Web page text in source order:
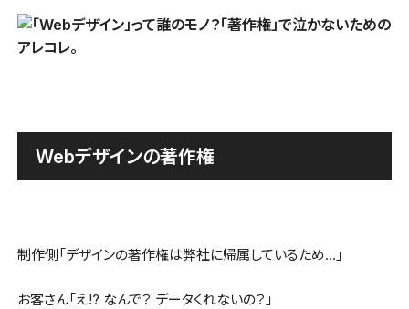
Webデザインの著作権
制作側「デザインの著作権は弊社に帰属しているため…」
お客さん「え!? なんで？ データくれないの？」